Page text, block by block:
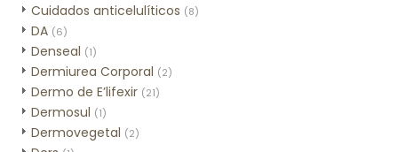
Cuidados anticelulíticos (8)
DA (6)
Denseal (1)
Dermiurea Corporal (2)
Dermo de E’lifexir (21)
Dermosul (1)
Dermovegetal (2)